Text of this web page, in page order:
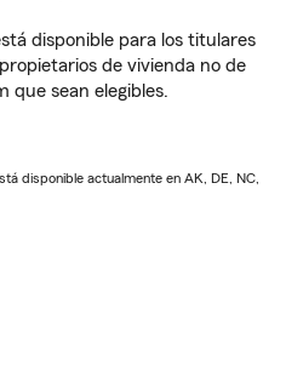
disponible para los titulares
de vivienda no de
que sean elegibles.
disponible actualmente en AK, DE, NC,